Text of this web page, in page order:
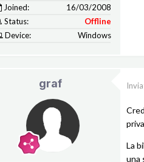
Joined:
16/03/2008
Status:
Offline
Device:
Windows
graf
La
una